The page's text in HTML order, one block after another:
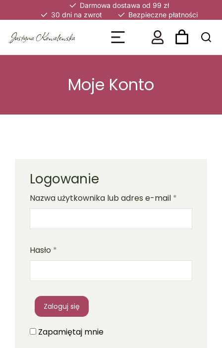
Darmowa dostawa od 99 zł
30 dni na zwrot
Bezpieczne płatności
Justyna Kowalewska
Moje Konto
Logowanie
Nazwa użytkownika lub adres e-mail *
Hasło *
Zaloguj się
Zapamiętaj mnie